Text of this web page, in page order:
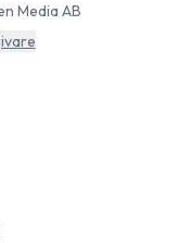
Media AB